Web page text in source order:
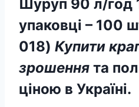
Шуруп 90 л/год
упаковці – 100
018) Купити
зрошення та
ціною в Україні.